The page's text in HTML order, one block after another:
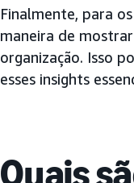
Finalmente, para
maneira de
organização. Isso
esses insights
Quais